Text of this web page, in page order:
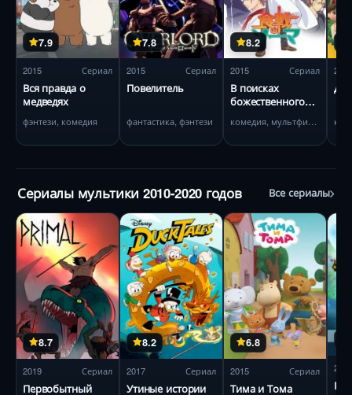
7.9
2015 Сериал
Вся правда о
медведях
фэнтези, комедия
7.8
2015 Сериал
Повелитель
фантастика, фэнтези
8.2
2015 Сериал
В поисках
божественного
2015
Сериалы мультики 2010-2020 годов Все сериалы
8.7
2019 Сериал
Первобытный
8.2
2017 Сериал
Утиные истории
6.8
2015 Сериал
Тима и Тома
2018